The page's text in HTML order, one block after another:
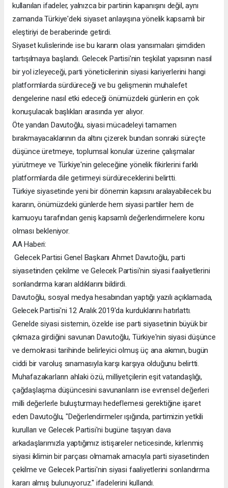
kullanılan ifadeler, yalnızca bir partinin kapanışını değil, aynı
zamanda Türkiye'deki siyaset anlayışına yönelik kapsamlı bir
eleştiriyi de beraberinde getirdi.
Siyaset kulislerinde ise bu kararın olası yansımaları şimdiden
tartışılmaya başlandı. Gelecek Partisi'nin teşkilat yapısının nasıl
bir yol izleyeceği, parti yöneticilerinin siyasi kariyerlerini hangi
platformlarda sürdüreceği ve bu gelişmenin muhalefet
dengelerine nasıl etki edeceği önümüzdeki günlerin en çok
konuşulacak başlıkları arasında yer alıyor.
Öte yandan Davutoğlu, siyasi mücadeleyi tamamen
bırakmayacaklarının da altını çizerek bundan sonraki süreçte
düşünce üretmeye, toplumsal konular üzerine çalışmalar
yürütmeye ve Türkiye'nin geleceğine yönelik fikirlerini farklı
platformlarda dile getirmeyi sürdüreceklerini belirtti.
Türkiye siyasetinde yeni bir dönemin kapısını aralayabilecek bu
kararın, önümüzdeki günlerde hem siyasi partiler hem de
kamuoyu tarafından geniş kapsamlı değerlendirmelere konu
olması bekleniyor.
AA Haberi:
Gelecek Partisi Genel Başkanı Ahmet Davutoğlu, parti
siyasetinden çekilme ve Gelecek Partisi'nin siyasi faaliyetlerini
sonlandırma kararı aldıklarını bildirdi.
Davutoğlu, sosyal medya hesabından yaptığı yazılı açıklamada,
Gelecek Partisi'ni 12 Aralık 2019'da kurduklarını hatırlattı.
Genelde siyasi sistemin, özelde ise parti siyasetinin büyük bir
çıkmaza girdiğini savunan Davutoğlu, Türkiye'nin siyasi düşünce
ve demokrasi tarihinde belirleyici olmuş üç ana akımın, bugün
ciddi bir varoluş sınamasıyla karşı karşıya olduğunu belirtti.
Muhafazakarların ahlaki özü, milliyetçilerin eşit vatandaşlığı,
çağdaşlaşma düşüncesini savunanların ise evrensel değerleri
milli değerlerle buluşturmayı hedeflemesi gerektiğine işaret
eden Davutoğlu, "Değerlendirmeler ışığında, partimizin yetkili
kurulları ve Gelecek Partisi'ni bugüne taşıyan dava
arkadaşlarımızla yaptığımız istişareler neticesinde, kirlenmiş
siyasi iklimin bir parçası olmamak amacıyla parti siyasetinden
çekilme ve Gelecek Partisi'nin siyasi faaliyetlerini sonlandırma
kararı almış bulunuyoruz." ifadelerini kullandı.